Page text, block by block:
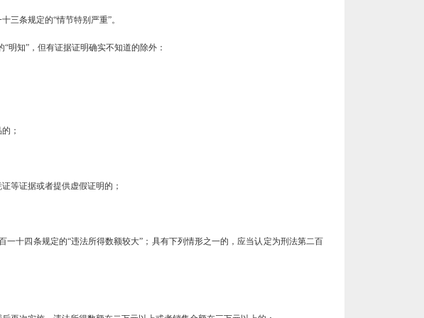
三条规定的“情节特别严重”。
明知”，但有证据证明确实不知道的除外：
；
等证据或者提供虚假证明的；
十四条规定的“违法所得数额较大”；具有下列情形之一的，应当认定为刑法第二百